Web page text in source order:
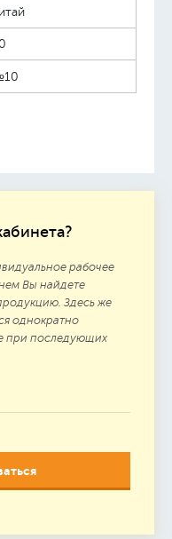
рабочее
Вы найдете
Здесь же
однократно
при последующих